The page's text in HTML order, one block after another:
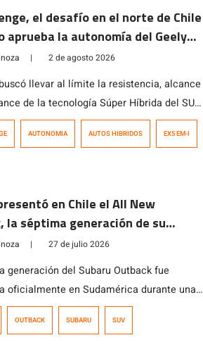
el desafío en el norte de Chile
aprueba la autonomía del Geely
| 2 de agosto 2026
llevar al límite la resistencia, alcance
de la tecnología Súper Híbrida del SUV
meses, ha cautivado al consumidor
AUTONOMIA AUTOS HIBRIDOS EX5 EM-I
en Chile el All New
la séptima generación de su
| 27 de julio 2026
generación del Subaru Outback fue
oficialmente en Sudamérica durante una
en Chile, que reunió a
de la marca de Argentina, Perú,
OUTBACK SUBARU SUV